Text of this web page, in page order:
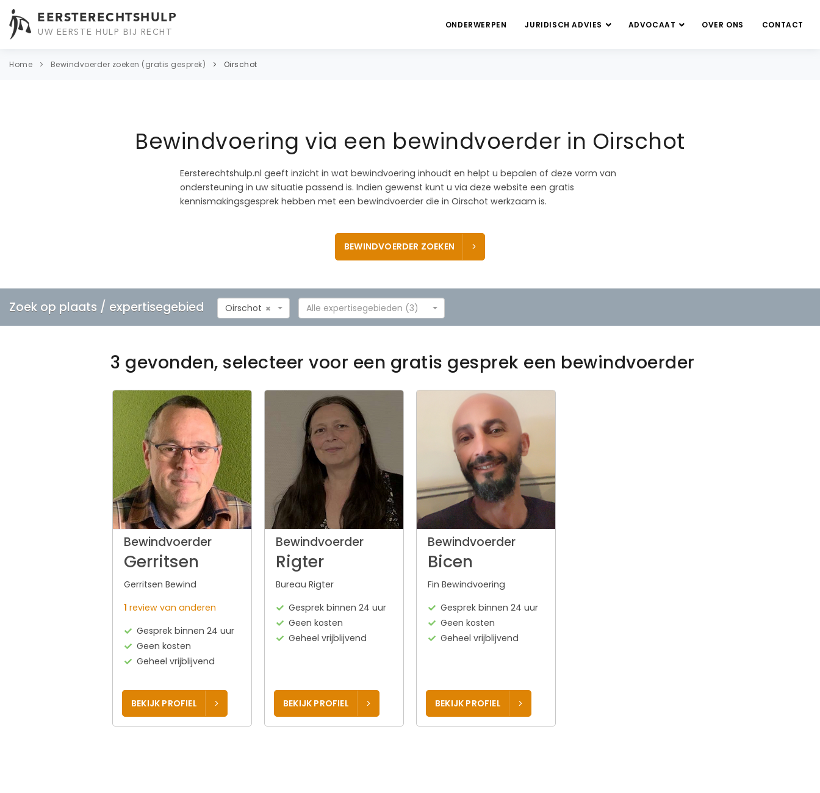
EERSTERECHTSHULP
UW EERSTE HULP BIJ RECHT
ONDERWERPEN JURIDISCH ADVIES ADVOCAAT OVER ONS CONTACT
Home Bewindvoerder zoeken (gratis gesprek) Oirschot
Bewindvoering via een bewindvoerder in Oirschot
Eersterechtshulp.nl geeft inzicht in wat bewindvoering inhoudt en helpt u bepalen of deze vorm van
ondersteuning in uw situatie passend is. Indien gewenst kunt u via deze website een gratis
kennismakingsgesprek hebben met een bewindvoerder die in Oirschot werkzaam is.
BEWINDVOERDER ZOEKEN
Zoek op plaats / expertisegebied ×
Oirschot Alle expertisegebieden (3)
3 gevonden, selecteer voor een gratis gesprek een bewindvoerder
Bewindvoerder
Gerritsen
Gerritsen Bewind
1 review van anderen
Gesprek binnen 24 uur
Geen kosten
Geheel vrijblijvend
BEKIJK PROFIEL
Bewindvoerder
Rigter
Bureau Rigter
Gesprek binnen 24 uur
Geen kosten
Geheel vrijblijvend
BEKIJK PROFIEL
Bewindvoerder
Bicen
Fin Bewindvoering
Gesprek binnen 24 uur
Geen kosten
Geheel vrijblijvend
BEKIJK PROFIEL